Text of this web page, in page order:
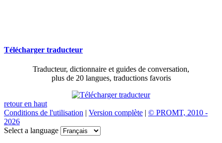
Télécharger traducteur
Traducteur, dictionnaire et guides de conversation,
plus de 20 langues, traductions favoris
retour en haut
Conditions de l'utilisation | Version complète | © PROMT, 2010 -
2026
Select a language